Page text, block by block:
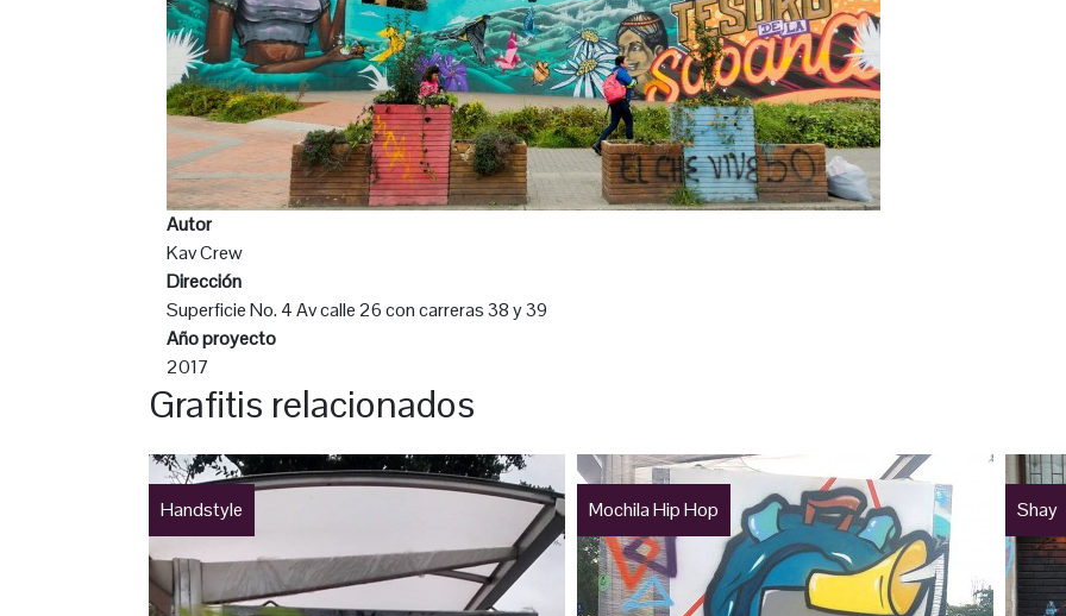
Autor
Kav Crew
Dirección
Superficie No. 4 Av calle 26 con carreras 38 y 39
Año proyecto
2017
Grafitis relacionados
Handstyle Mochila Hip Hop Shay